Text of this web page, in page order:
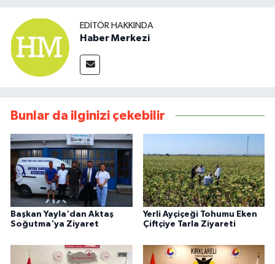
EDITÖR HAKKINDA
Haber Merkezi
Bunlar da ilginizi çekebilir
Başkan Yayla'dan Aktaş
Soğutma'ya Ziyaret
Yerli Ayçiçeği Tohumu Eken
Çiftçiye Tarla Ziyareti